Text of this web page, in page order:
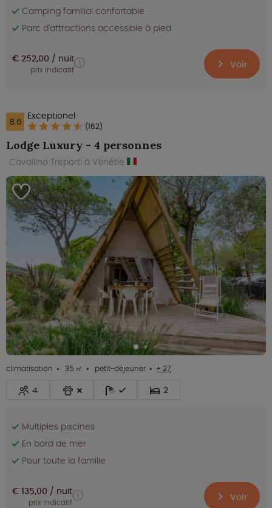
Camping familial confortable
Parc d'attractions accessible à pied
€ 252,00 nuit
prix indicatif Voir
8.6 Exceptionel
(162)
Lodge Luxury - 4 personnes
Cavallino Treporti à Vénétie
climatisation 35 ㎡ petit-déjeuner + 27
4 2
Multiples piscines
En bord de mer
Pour toute la famille
€ 135,00 nuit
prix indicatif Voir